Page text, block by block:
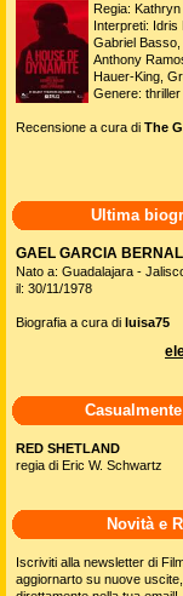
Regia: Kathryn
Interpreti: Idris
Gabriel
Anthony
Hauer-King,
Genere: thriller
Recensione a cura di The
Ultima
GAEL GARCIA BERNAL
Nato a: Guadalajara -
il: 30/11/1978
Biografia a cura di luisa75
RED SHETLAND
regia di Eric W. Schwartz
Novità e
Iscriviti alla newsletter di
aggiornarto su nuove